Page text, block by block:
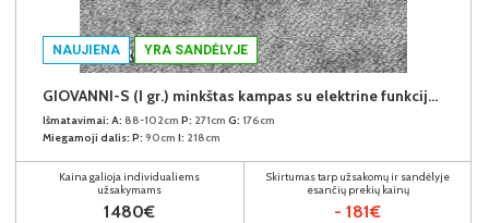
NAUJIENA YRA SANDĖLYJE
GIOVANNI-S (I gr.) minkštas kampas su elektrine funkcija (Aphrodite-21) D
Išmatavimai: A: 88-102cm P: 271cm G: 176cm
Miegamoji dalis: P: 90cm I: 218cm
Kaina galioja individualiems
užsakymams
1480€
Skirtumas tarp užsakomų ir sandėlyje
esančių prekių kainų
- 181€